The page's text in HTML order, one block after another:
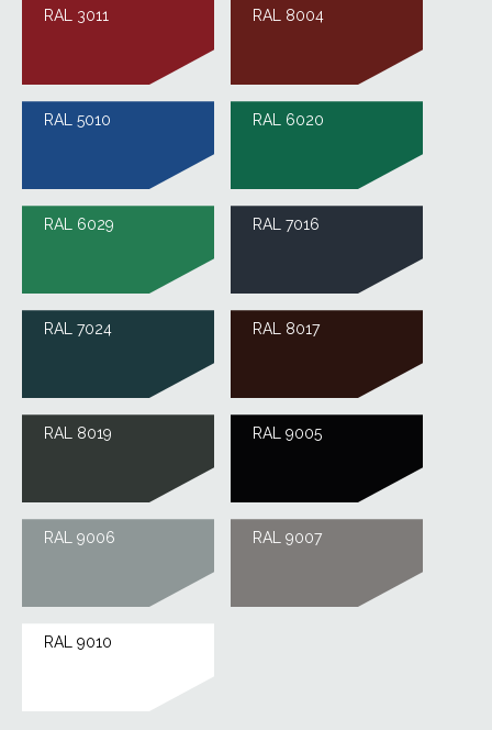
RAL 3011 RAL 8004
RAL 5010 RAL 6020
RAL 6029 RAL 7016
RAL 7024 RAL 8017
RAL 8019 RAL 9005
RAL 9006 RAL 9007
RAL 9010